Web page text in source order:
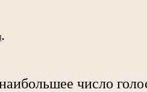
.
число